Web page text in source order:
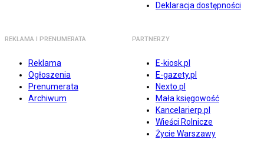
Deklaracja dostępności
REKLAMA I PRENUMERATA
Reklama
Ogłoszenia
Prenumerata
Archiwum
PARTNERZY
E-kiosk.pl
E-gazety.pl
Nexto.pl
Mała księgowość
Kancelarierp.pl
Wieści Rolnicze
Życie Warszawy